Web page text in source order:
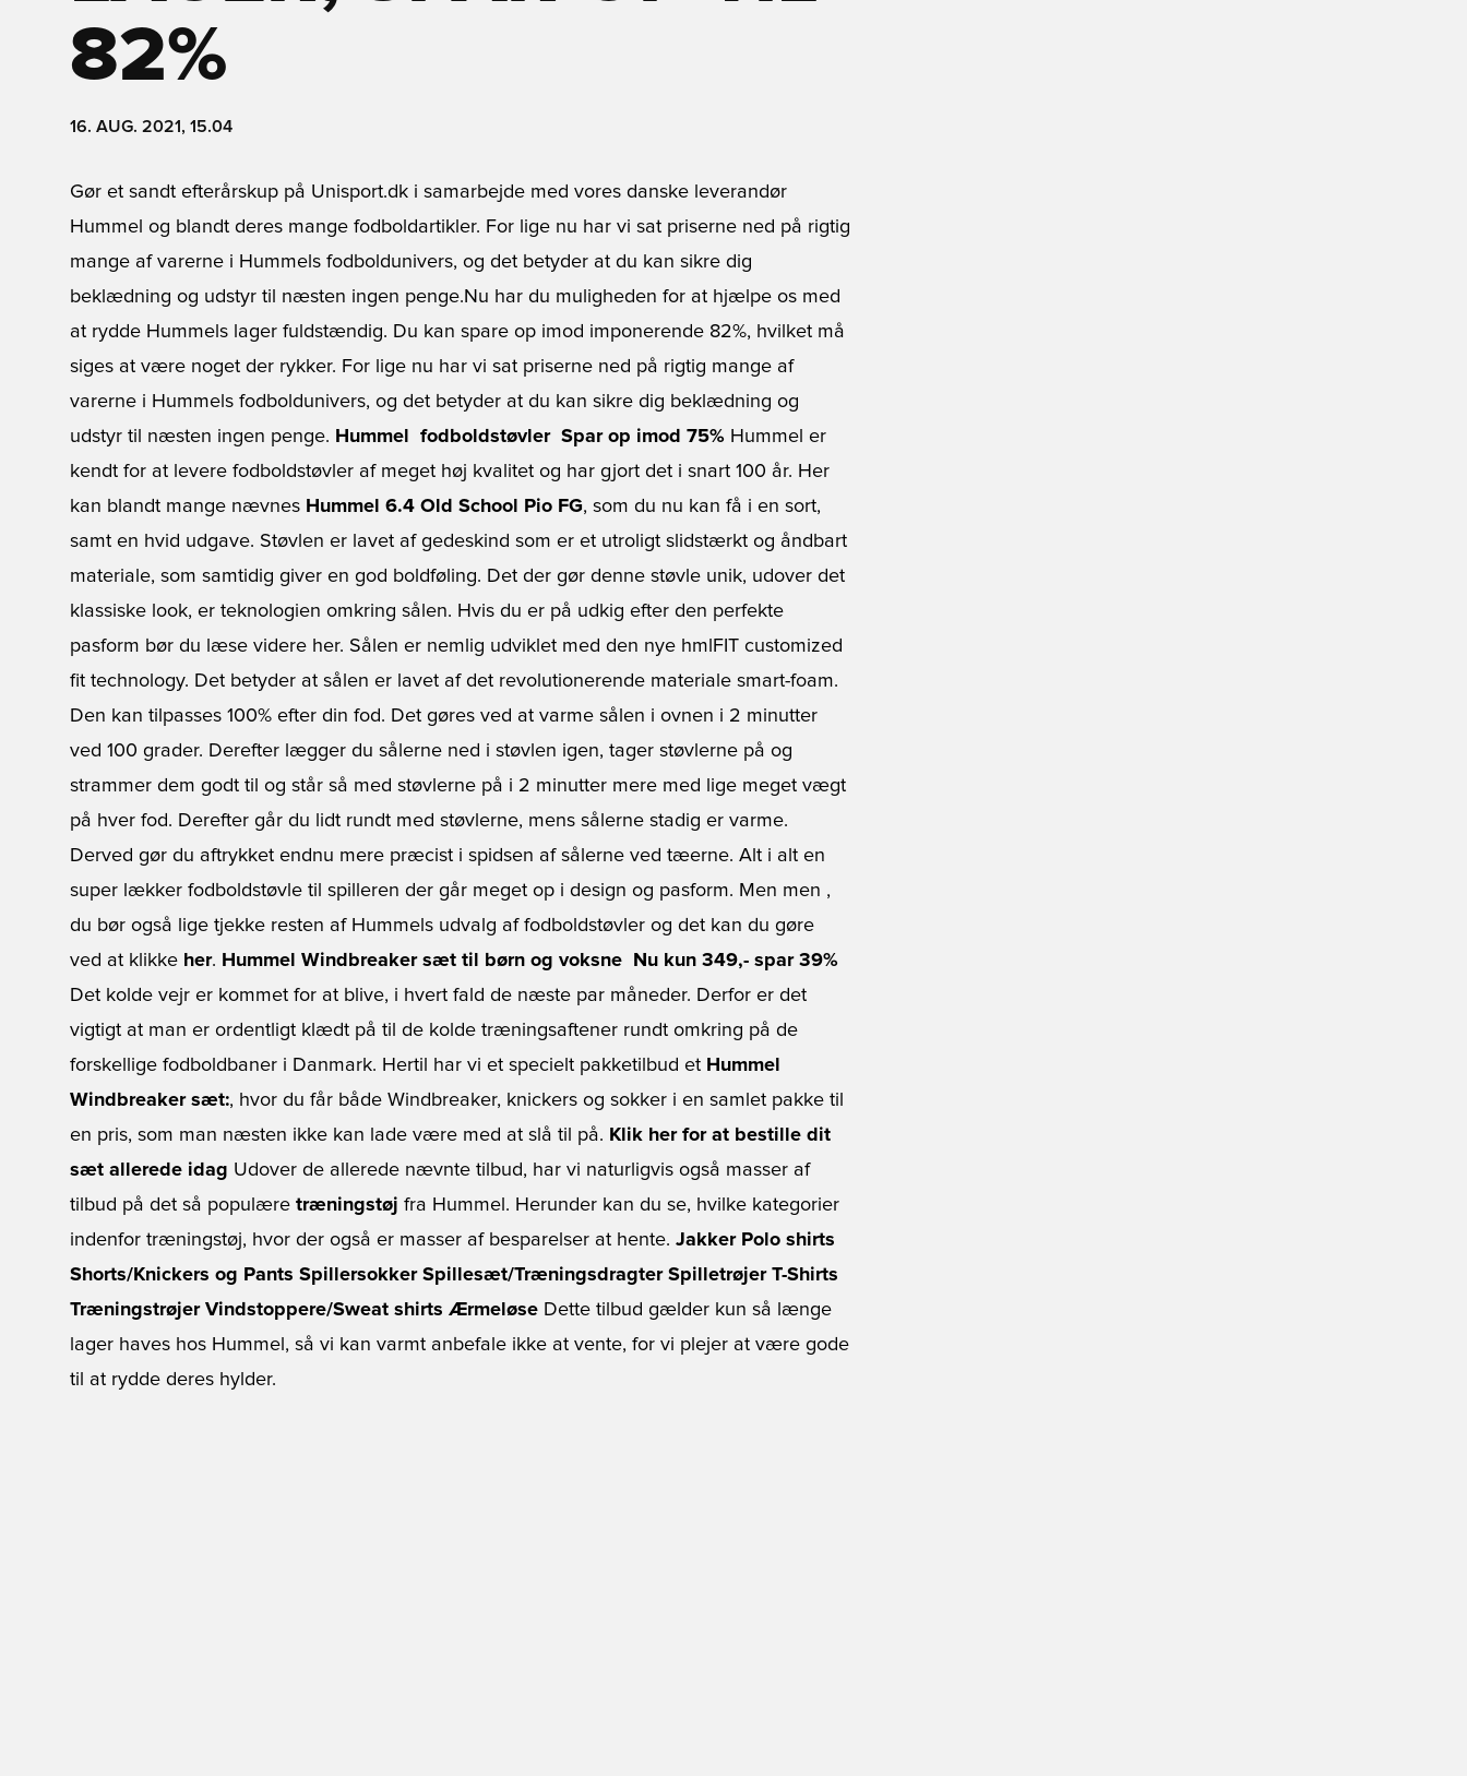
82%
16. AUG. 2021, 15.04
Gør et sandt efterårskup på Unisport.dk i samarbejde med vores danske leverandør
Hummel og blandt deres mange fodboldartikler. For lige nu har vi sat priserne ned på rigtig
mange af varerne i Hummels fodboldunivers, og det betyder at du kan sikre dig
beklædning og udstyr til næsten ingen penge.Nu har du muligheden for at hjælpe os med
at rydde Hummels lager fuldstændig. Du kan spare op imod imponerende 82%, hvilket må
siges at være noget der rykker. For lige nu har vi sat priserne ned på rigtig mange af
varerne i Hummels fodboldunivers, og det betyder at du kan sikre dig beklædning og
udstyr til næsten ingen penge. Hummel  fodboldstøvler  Spar op imod 75% Hummel er
kendt for at levere fodboldstøvler af meget høj kvalitet og har gjort det i snart 100 år. Her
kan blandt mange nævnes Hummel 6.4 Old School Pio FG, som du nu kan få i en sort,
samt en hvid udgave. Støvlen er lavet af gedeskind som er et utroligt slidstærkt og åndbart
materiale, som samtidig giver en god boldføling. Det der gør denne støvle unik, udover det
klassiske look, er teknologien omkring sålen. Hvis du er på udkig efter den perfekte
pasform bør du læse videre her. Sålen er nemlig udviklet med den nye hmlFIT customized
fit technology. Det betyder at sålen er lavet af det revolutionerende materiale smart-foam.
Den kan tilpasses 100% efter din fod. Det gøres ved at varme sålen i ovnen i 2 minutter
ved 100 grader. Derefter lægger du sålerne ned i støvlen igen, tager støvlerne på og
strammer dem godt til og står så med støvlerne på i 2 minutter mere med lige meget vægt
på hver fod. Derefter går du lidt rundt med støvlerne, mens sålerne stadig er varme.
Derved gør du aftrykket endnu mere præcist i spidsen af sålerne ved tæerne. Alt i alt en
super lækker fodboldstøvle til spilleren der går meget op i design og pasform. Men men ,
du bør også lige tjekke resten af Hummels udvalg af fodboldstøvler og det kan du gøre
ved at klikke her. Hummel Windbreaker sæt til børn og voksne  Nu kun 349,- spar 39%
Det kolde vejr er kommet for at blive, i hvert fald de næste par måneder. Derfor er det
vigtigt at man er ordentligt klædt på til de kolde træningsaftener rundt omkring på de
forskellige fodboldbaner i Danmark. Hertil har vi et specielt pakketilbud et Hummel
Windbreaker sæt:, hvor du får både Windbreaker, knickers og sokker i en samlet pakke til
en pris, som man næsten ikke kan lade være med at slå til på. Klik her for at bestille dit
sæt allerede idag Udover de allerede nævnte tilbud, har vi naturligvis også masser af
tilbud på det så populære træningstøj fra Hummel. Herunder kan du se, hvilke kategorier
indenfor træningstøj, hvor der også er masser af besparelser at hente. Jakker Polo shirts
Shorts/Knickers og Pants Spillersokker Spillesæt/Træningsdragter Spilletrøjer T-Shirts
Træningstrøjer Vindstoppere/Sweat shirts Ærmeløse Dette tilbud gælder kun så længe
lager haves hos Hummel, så vi kan varmt anbefale ikke at vente, for vi plejer at være gode
til at rydde deres hylder.